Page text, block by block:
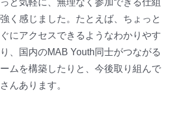
く感じました。たとえば、ちょっと
にアクセスできるようなわかりやす
、国内のMAB Youth同士がつながる
ムを構築したりと、今後取り組んで
んあります。